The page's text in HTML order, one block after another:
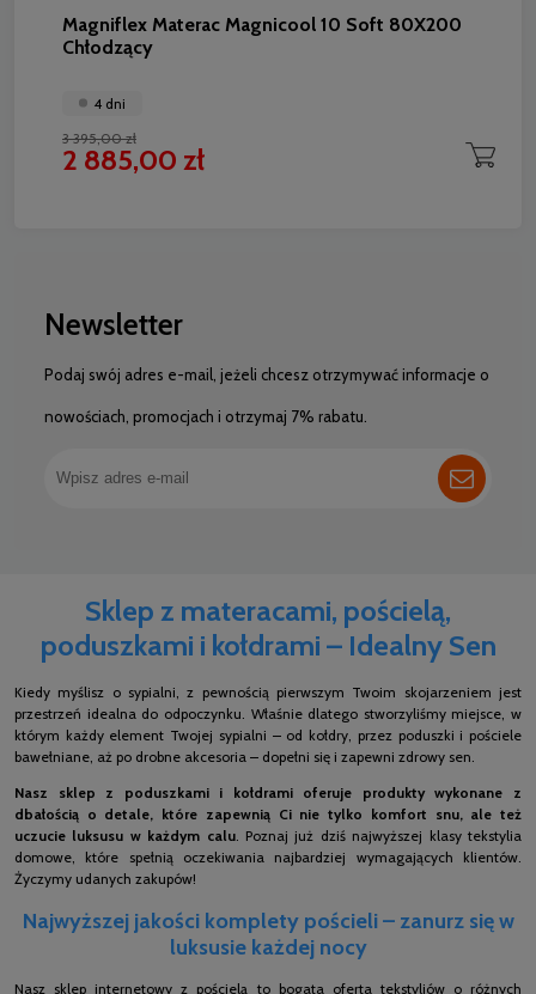
Magniflex Materac Magnicool 10 Soft 80X200
Chłodzący
4 dni
3 395,00 zł
2 885,00 zł
Newsletter
Podaj swój adres e-mail, jeżeli chcesz otrzymywać informacje o
nowościach, promocjach i otrzymaj 7% rabatu.
Sklep z materacami, pościelą,
poduszkami i kołdrami – Idealny Sen
Kiedy myślisz o sypialni, z pewnością pierwszym Twoim skojarzeniem jest
przestrzeń idealna do odpoczynku. Właśnie dlatego stworzyliśmy miejsce, w
którym każdy element Twojej sypialni – od kołdry, przez poduszki i pościele
bawełniane, aż po drobne akcesoria – dopełni się i zapewni zdrowy sen.
Nasz sklep z poduszkami i kołdrami oferuje produkty wykonane z
dbałością o detale, które zapewnią Ci nie tylko komfort snu, ale też
uczucie luksusu w każdym calu. Poznaj już dziś najwyższej klasy tekstylia
domowe, które spełnią oczekiwania najbardziej wymagających klientów.
Życzymy udanych zakupów!
Najwyższej jakości komplety pościeli – zanurz się w
luksusie każdej nocy
Nasz sklep internetowy z pościelą to bogata oferta tekstyliów o różnych